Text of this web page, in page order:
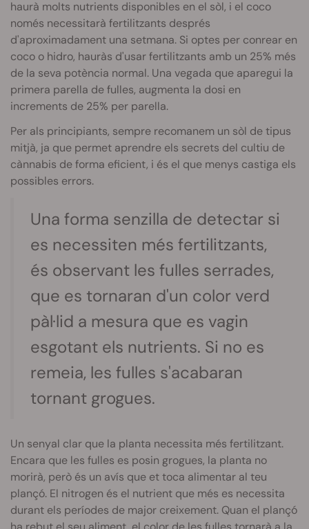
haurà molts nutrients disponibles en el sòl, i el coco
només necessitarà fertilitzants després
d'aproximadament una setmana. Si optes per conrear en
coco o hidro, hauràs d'usar fertilitzants amb un 25% més
de la seva potència normal. Una vegada que aparegui la
primera parella de fulles, augmenta la dosi en
increments de 25% per parella.
Per als principiants, sempre recomanem un sòl de tipus
mitjà, ja que permet aprendre els secrets del cultiu de
cànnabis de forma eficient, i és el que menys castiga els
possibles errors.
Una forma senzilla de detectar si
es necessiten més fertilitzants,
és observant les fulles serrades,
que es tornaran d'un color verd
pàl·lid a mesura que es vagin
esgotant els nutrients. Si no es
remeia, les fulles s'acabaran
tornant grogues.
Un senyal clar que la planta necessita més fertilitzant.
Encara que les fulles es posin grogues, la planta no
morirà, però és un avís que et toca alimentar al teu
plançó. El nitrogen és el nutrient que més es necessita
durant els períodes de major creixement. Quan el plançó